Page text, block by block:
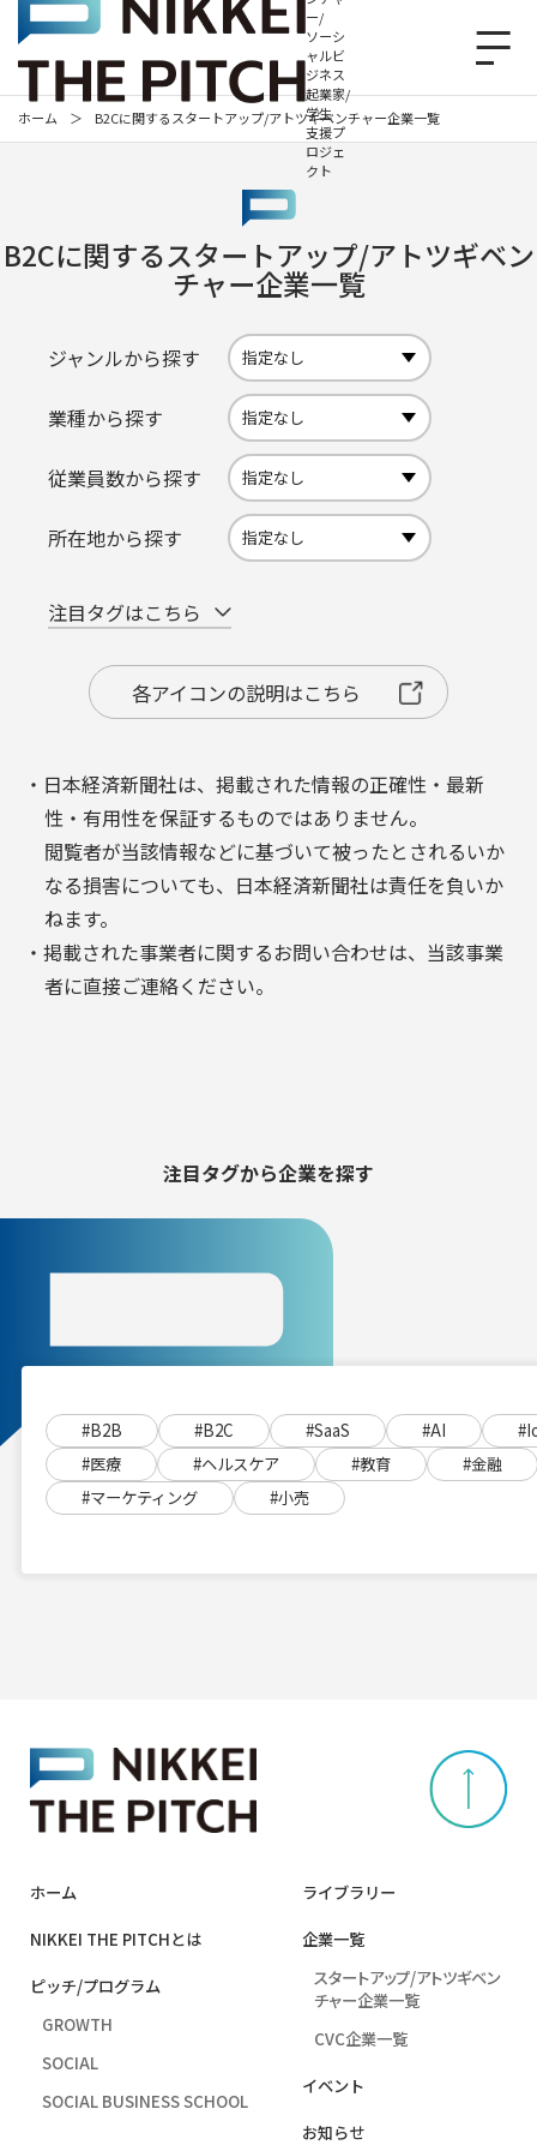
ー/
ソーシ
ャルビ
ジネス
起業家/
学生
支援プ
ロジェ
クト
ホーム ＞ B2Cに関するスタートアップ/アトツギベンチャー企業一覧
B2Cに関するスタートアップ/アトツギベン
チャー企業一覧
ジャンルから探す
業種から探す
従業員数から探す
所在地から探す
注目タグはこちら
各アイコンの説明はこちら
・日本経済新聞社は、掲載された情報の正確性・最新
性・有用性を保証するものではありません。
閲覧者が当該情報などに基づいて被ったとされるいか
なる損害についても、日本経済新聞社は責任を負いか
ねます。
・掲載された事業者に関するお問い合わせは、当該事業
者に直接ご連絡ください。
注目タグから企業を探す
#B2B #B2C #SaaS #AI
#医療
#ヘルスケア #教育
#金融
#マーケティング
#小売
ホーム
NIKKEI THE PITCHとは
ピッチ/プログラム
GROWTH
SOCIAL
SOCIAL BUSINESS SCHOOL
ライブラリー
企業⼀覧
スタートアップ/アトツギベン
チャー企業一覧
CVC企業一覧
イベント
お知らせ